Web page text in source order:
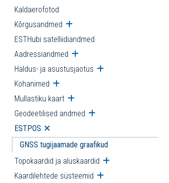
Kaldaerofotod
Kõrgusandmed Ava alammenüü
ESTHubi satelliidiandmed
Aadressiandmed Ava alammenüü
Haldus- ja asustusjaotus Ava alammenüü
Kohanimed Ava alammenüü
Mullastiku kaart Ava alammenüü
Geodeetilised andmed Ava alammenüü
ESTPOS Ava alammenüü
GNSS tugijaamade graafikud
Topokaardid ja aluskaardid Ava alammenüü
Kaardilehtede süsteemid Ava alammenüü